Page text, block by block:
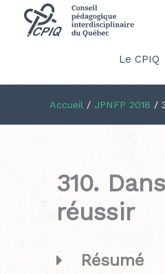
Le CPIQ
Accueil / JPNFP 2018 /
310.
réussir
Résumé